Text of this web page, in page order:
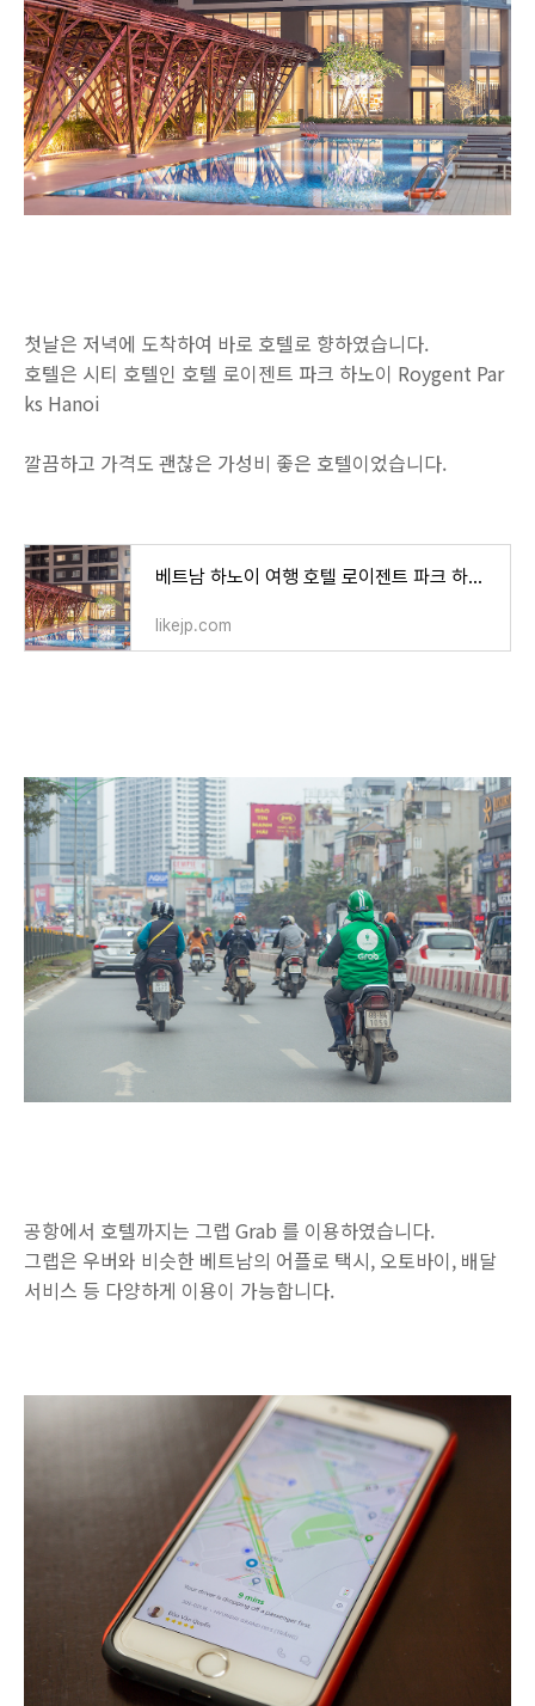
첫날은 저녁에 도착하여 바로 호텔로 향하였습니다.
호텔은 시티 호텔인 호텔 로이젠트 파크 하노이 Roygent Par
ks Hanoi
깔끔하고 가격도 괜찮은 가성비 좋은 호텔이었습니다.
베트남 하노이 여행 호텔 로이젠트 파크 하노이 Roygent Parks Hanoi
likejp.com
공항에서 호텔까지는 그랩 Grab 를 이용하였습니다.
그랩은 우버와 비슷한 베트남의 어플로 택시, 오토바이, 배달
서비스 등 다양하게 이용이 가능합니다.